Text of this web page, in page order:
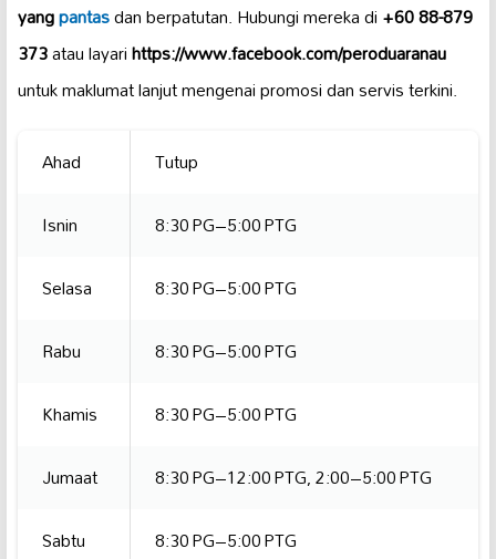
yangpantasdan berpatutan. Hubungi mereka di+60 88-879
373atau layarihttps://www.facebook.com/peroduaranau
untuk maklumat lanjut mengenai promosi dan servis terkini.
Ahad
Tutup
Isnin
8:30 PG–5:00 PTG
Selasa
8:30 PG–5:00 PTG
Rabu
8:30 PG–5:00 PTG
Khamis
8:30 PG–5:00 PTG
Jumaat
8:30 PG–12:00 PTG, 2:00–5:00 PTG
Sabtu
8:30 PG–5:00 PTG